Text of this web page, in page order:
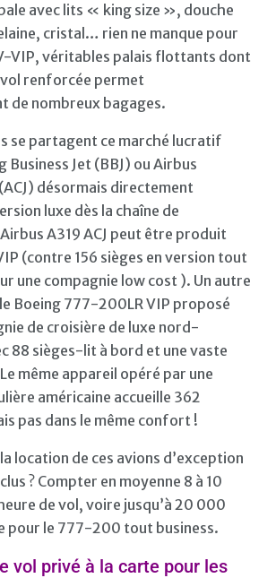
avec lits « king size », douche
cristal… rien ne manque pour
VIP, véritables palais flottants dont
vol renforcée permet
de nombreux bagages.
se partagent ce marché lucratif
Business Jet (BBJ) ou Airbus
désormais directement
luxe dès la chaîne de
A319 ACJ peut être produit
(contre 156 sièges en version tout
une compagnie low cost ). Un autre
Boeing 777-200LR VIP proposé
de croisière de luxe nord-
88 sièges-lit à bord et une vaste
même appareil opéré par une
américaine accueille 362
pas dans le même confort !
location de ces avions d’exception
? Compter en moyenne 8 à 10
de vol, voire jusqu’à 20 000
pour le 777-200 tout business.
vol privé à la carte pour les